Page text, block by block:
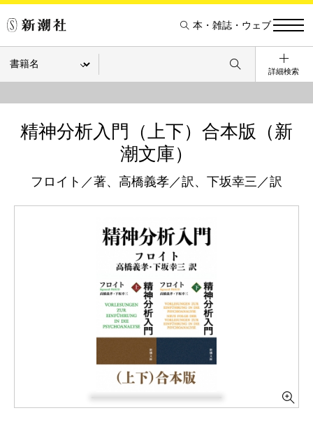
本・雑誌・ウェブ
詳細検索
精神分析入門（上下）合本版（新
潮文庫）
フロイト／著、高橋義孝／訳、下坂幸三／訳